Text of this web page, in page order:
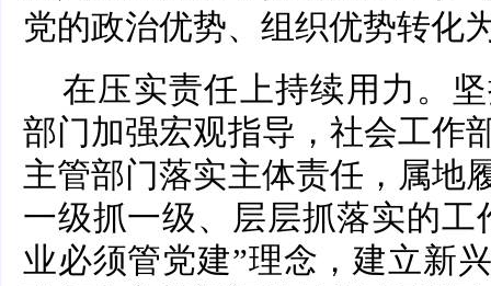
党的政治优势、组织优势转化
在压实责任上持续用力。
部门加强宏观指导，社会工作
主管部门落实主体责任，属地
一级抓一级、层层抓落实的工
业必须管党建”理念，建立新